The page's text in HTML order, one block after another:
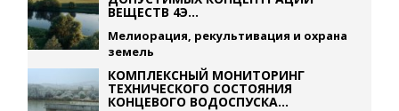
ВЕЩЕСТВ 4Э...
Мелиорация, рекультивация и охрана
земель
КОМПЛЕКСНЫЙ МОНИТОРИНГ
ТЕХНИЧЕСКОГО СОСТОЯНИЯ
КОНЦЕВОГО ВОДОСПУСКА...